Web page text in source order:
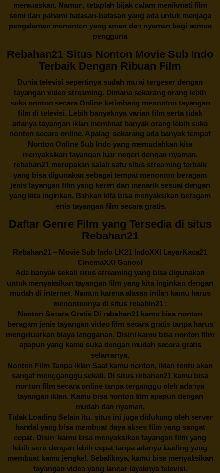
memuaskan. Namun, tetaplah bijak dalam menikmati film
semi dan pahami batasan-batasan yang ada untuk menjaga
pengalaman menonton yang aman dan nyaman bagi semua
pengguna
Rebahan21 Situs Nonton Movie Sub Indo
Terbaik Dengan Ribuan Film
Dunia televisi sepertinya sudah mulai tergeser dengan
tayangan video streaming. Dimana sekarang orang lebih
suka nonton secara Online ketimbang menonton tayangan
film di televisi. Lebih banyaknya varian film serta tidak
adanya tayangan iklan membuat banyak orang lebih suka
nonton secara online. Apalagi sekarang ada banyak tempat
Nonton Online Sub Indo yang memudahkan kita
menyaksikan tayangan luar negeri dengan nyaman.
rebahan21 merupakan salah satu situs streaming terbaik
yang bisa digunakan sebagai tempat menonton beragam
jenis tayangan film yang keren dan menarik sesuai dengan
yang kita inginkan. Bahkan kita bisa menyaksikan beragam
jenis tayangan film secara gratis.
Daftar Genre Film yang Tersedia di situs
Rebahan21
Rebahan21 – Movie Sub Indo LK21 IndoXXI LayarKaca21
CinemaXXI Ganool
Ada banyak sekali situs streaming yang bisa digunakan
untuk menyaksikan tayangan film yang kita inginkan dengan
mudah di internet. Namun karena alasan inilah kamu harus
menontonnya di situs rebahin21 :
Nonton Secara Gratis Di rebahan21 kamu bisa nonton
beragam jenis tayangan video film secara gratis tanpa harus
mengeluarkan biaya langganan. Disini kamu bisa nonton film
apapun yang kamu suka dengan mudah secara gratis
selamanya.
Nonton Film Tanpa Iklan Saat kamu nonton, iklan tentu akan
sangat mengganggu sekali. Di situs rebahan21 kamu bisa
nonton film secara online tanpa terganggu oleh adanya
tayangan iklan. Kamu bisa nonton film apapun dengan
mudah dan nyaman.
Tidak Loading Selain itu, situs ini juga didukung oleh server
handal yang bisa membuat daya akses film yang sangat
cepat. Disini kamu bisa menyaksikan tayangan film yang
lebih seru dengan lebih cepat tanpa adanya loading yang
membuat kamu jengkel. Sebaliknya, kamu bisa menyaksikan
tayangan video yang lancar layaknya televisi.